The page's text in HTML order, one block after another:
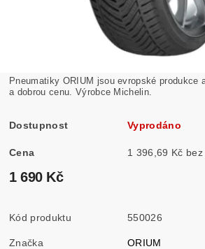
Pneumatiky ORIUM jsou evropské produkce
a dobrou cenu. Výrobce Michelin.
Dostupnost Vyprodáno
Cena 1 396,69
1 690 Kč
Kód produktu 550026
Značka ORIUM